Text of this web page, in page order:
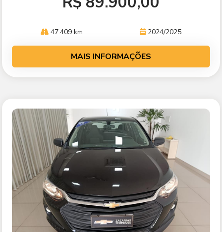
47.409 km 2024/2025
MAIS INFORMAÇÕES